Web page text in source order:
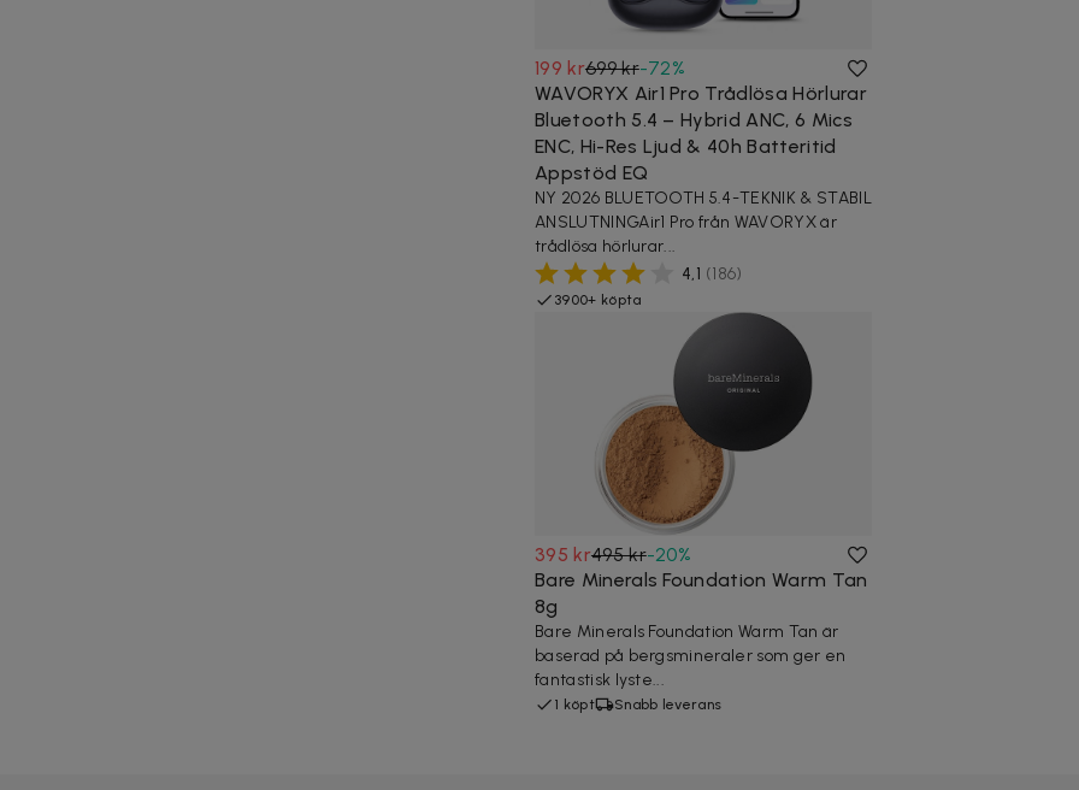
199 kr699 kr-72%
WAVORYX Air1 Pro Trådlösa Hörlurar
Bluetooth 5.4 – Hybrid ANC, 6 Mics
ENC, Hi-Res Ljud & 40h Batteritid
Appstöd EQ
NY 2026 BLUETOOTH 5.4-TEKNIK & STABIL
ANSLUTNINGAir1 Pro från WAVORYX är
trådlösa hörlurar...
4,1 (186)
3900+ köpta
395 kr495 kr-20%
Bare Minerals Foundation Warm Tan
8g
Bare Minerals Foundation Warm Tan är
baserad på bergsmineraler som ger en
fantastisk lyste...
1 köpt Snabb leverans